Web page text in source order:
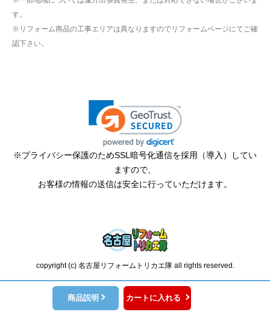
作業をされた方はスムーズで親切でした
欲しい商品をスムーズに注文できましたか？
ショップからの連絡や対応は適切でしたか？
はい
またこのショップを利用したいですか？
はい
【注文商品】エアコン・クーラー 【注
商品説明 カートに入れる
す。
※リフォーム商品の工事エリアは異なりますのでリフォームページにてご確
認下さい。
※プライバシー保護のためSSL暗号化通信を採用（導入）してい
ますので、
お客様の情報の送信は安全に行っていただけます。
copyright (c) 名古屋リフォームトリカエ隊 all rights reserved.